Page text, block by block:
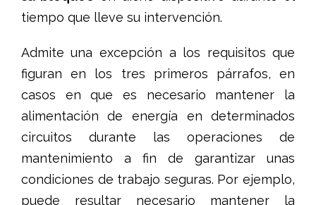
tiempo que lleve su intervención.
Admite una excepción a los requisitos que
figuran en los tres primeros párrafos, en
casos en que es necesario mantener la
alimentación de energía en determinados
circuitos durante las operaciones de
mantenimiento a fin de garantizar unas
condiciones de trabajo seguras. Por ejemplo,
puede resultar necesario mantener la